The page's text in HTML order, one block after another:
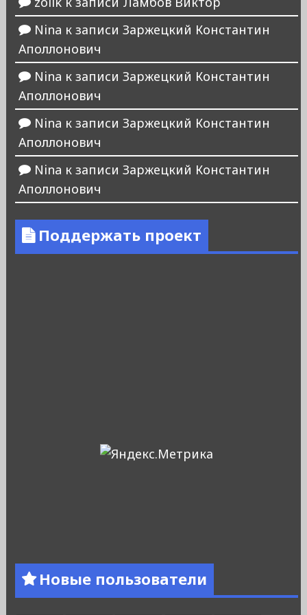
Nina к записи Заржецкий Константин
Аполлонович
Nina к записи Заржецкий Константин
Аполлонович
Nina к записи Заржецкий Константин
Аполлонович
Nina к записи Заржецкий Константин
Аполлонович
Поддержать проект
Новые пользователи